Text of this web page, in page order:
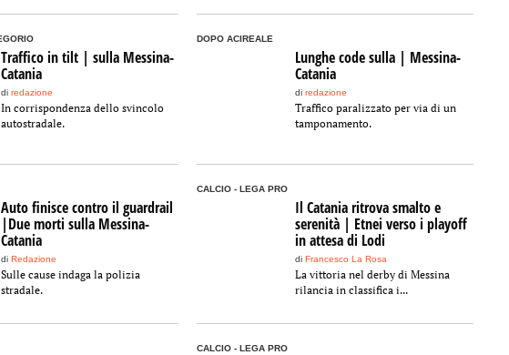
Traffico in tilt | sulla Messina-
Catania
di redazione
In corrispondenza dello svincolo
autostradale.
DOPO ACIREALE
Lunghe code sulla | Messina-
Catania
diredazione
Traffico paralizzato per via di un
tamponamento.
Auto finisce contro il guardrail
|Due morti sulla Messina-
Catania
di Redazione
Sulle cause indaga la polizia
stradale.
CALCIO - LEGA PRO
Il Catania ritrova smalto e
serenità | Etnei verso i playoff
in attesa di Lodi
diFrancesco La Rosa
La vittoria nel derby di Messina
rilancia in classifica i...
CALCIO - LEGA PRO